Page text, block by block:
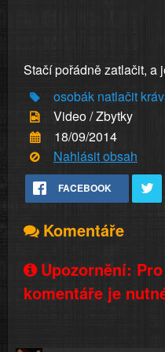
Stačí pořádně zatlačit, a
osobák natlačit
Video / Zbytky
18/09/2014
Nahlásit obsah
FACEBOOK
Komentáře
Upozornění:
komentáře je